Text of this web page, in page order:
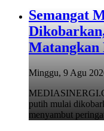
Semangat
Matangkan
Minggu, 9 Agu
putih mulai
menyambut